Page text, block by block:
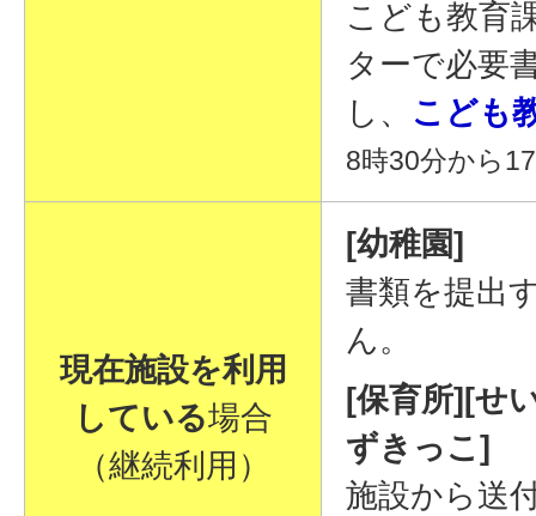
こども教育
ターで必要
し、 こども
8時30分から
現在施設を利用
している場合
（継続利用）
[幼稚園]
書類を提出
ん。
[保育所][せ
ずきっこ]
施設から送